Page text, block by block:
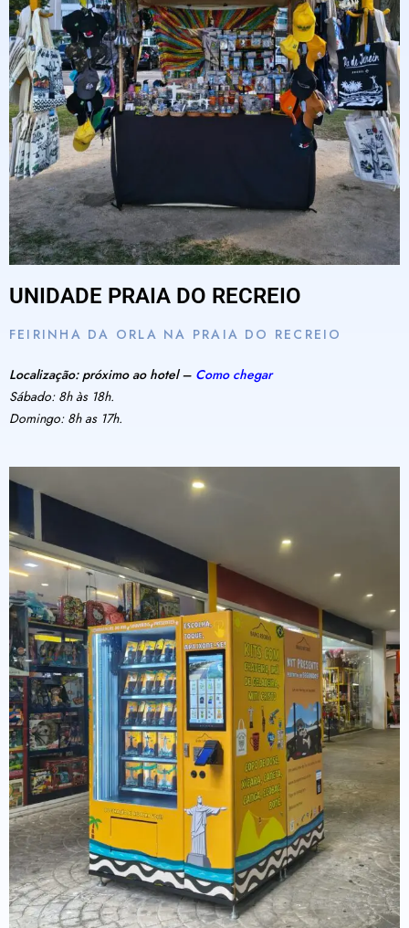
UNIDADE PRAIA DO RECREIO
FEIRINHA DA ORLA NA PRAIA DO RECREIO
Localização: próximo ao hotel – Como chegar
Sábado: 8h às 18h.
Domingo: 8h as 17h.